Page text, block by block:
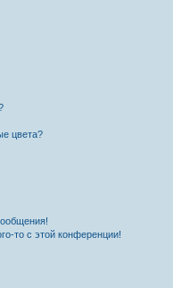
цвета?
то с этой конференции!